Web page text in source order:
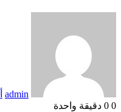
admin
0
دقيقة واحدة